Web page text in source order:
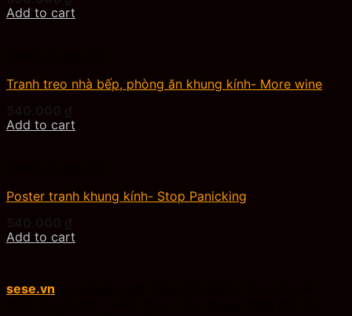
Add to cart
Tranh treo nhà bếp, phòng ăn khung kính- More wine
Add to cart
Poster tranh khung kính- Stop Panicking
Add to cart
sese.vn